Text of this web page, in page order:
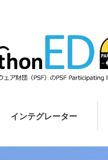
インテグレーター